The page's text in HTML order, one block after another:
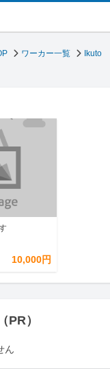
ワーカー一覧 Ikuto
10,000円
PR）
ん